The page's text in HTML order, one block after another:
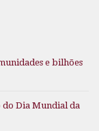
e bilhões
Dia Mundial da